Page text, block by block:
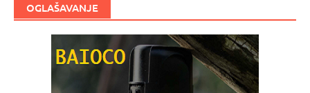
OGLAŠAVANJE